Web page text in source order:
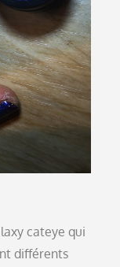
cateye qui
différents